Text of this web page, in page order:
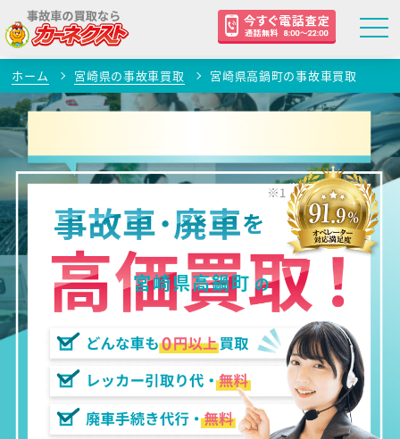
ホーム 宮崎県の事故車買取 宮崎県高鍋町の事故車買取
宮崎県高鍋町 の